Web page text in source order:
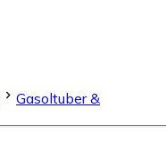
Gasoltuber &